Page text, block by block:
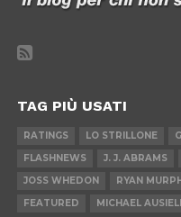
TAG PIÙ USATI
RATINGS LO STRILLONE
FLASHNEWS
J. J. ABRAMS
JOSS WHEDON
RYAN
FEATURED
MICHAEL